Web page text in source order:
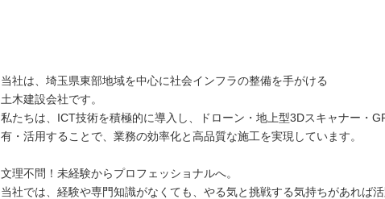
当社は、埼玉県東部地域を中心に社会インフラの整備を手がける
土木建設会社です。
私たちは、ICT技術を積極的に導入し、ドローン・地上型3Dスキャナー・
有・活用することで、業務の効率化と高品質な施工を実現しています。
文理不問！未経験からプロフェッショナルへ。
当社では、経験や専門知識がなくても、やる気と挑戦する気持ちがあれば